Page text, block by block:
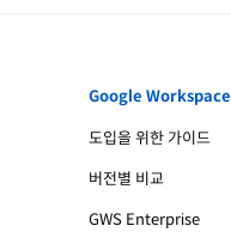
Google Workspace
도입을 위한 가이드
버전별 비교
GWS Enterprise